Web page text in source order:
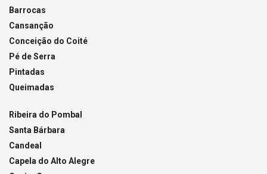
Barrocas
Cansanção
Conceição do Coité
Pé de Serra
Pintadas
Queimadas
Ribeira do Pombal
Santa Bárbara
Candeal
Capela do Alto Alegre